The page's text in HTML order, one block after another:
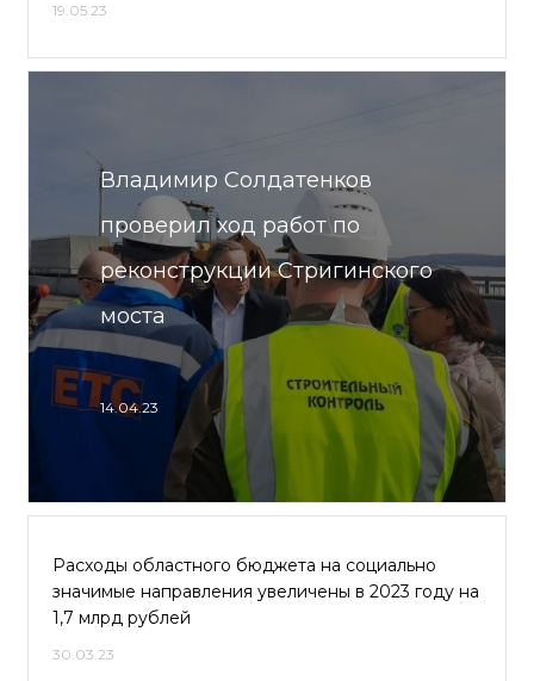
19.05.23
Владимир Солдатенков
проверил ход работ по
реконструкции Стригинского
моста
14.04.23
Расходы областного бюджета на социально
значимые направления увеличены в 2023 году на
1,7 млрд рублей
30.03.23